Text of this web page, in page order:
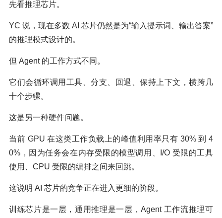
先看推理芯片。
YC 说，现在多数 AI 芯片仍然是为“输入提示词、输出答案”
的推理模式设计的。
但 Agent 的工作方式不同。
它们会循环调用工具、分支、回退、保持上下文，横跨几
十个步骤。
这是另一种硬件问题。
当前 GPU 在这类工作负载上的峰值利用率只有 30% 到 4
0%，因为任务会在内存受限的模型调用、I/O 受限的工具
使用、CPU 受限的编排之间来回跳。
这说明 AI 芯片的竞争正在进入更细的阶段。
训练芯片是一层，通用推理是一层，Agent 工作流推理可